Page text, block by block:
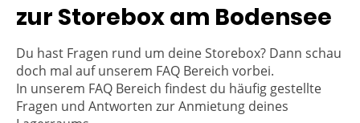
zur Storebox am Bodensee
Du hast Fragen rund um deine Storebox? Dann schau
doch mal auf unserem FAQ Bereich vorbei.
In unserem FAQ Bereich findest du häufig gestellte
Fragen und Antworten zur Anmietung deines